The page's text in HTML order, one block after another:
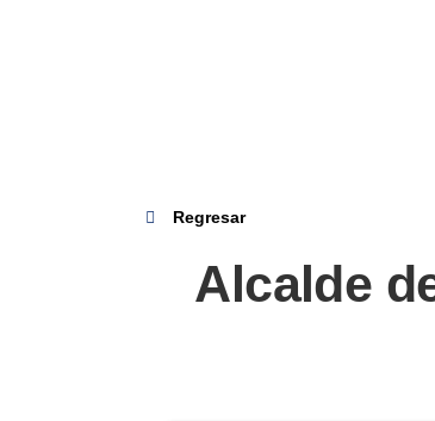
Regresar
Alcalde